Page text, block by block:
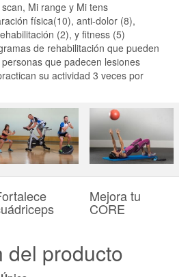
Mi range y Mi tens
física(10), anti-dolor (8),
(2), y fitness (5)
de rehabilitación que pueden
que padecen lesiones
su actividad 3 veces por
Mejora tu
CORE
del producto